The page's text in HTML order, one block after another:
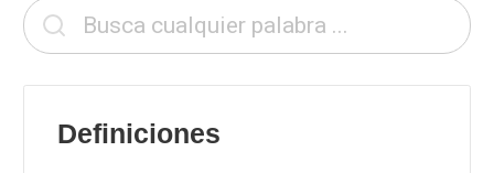
Definiciones